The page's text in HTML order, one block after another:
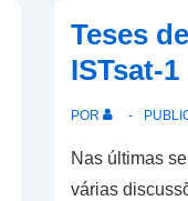
ISTsat-
concluído
Teses
ISTsat-1
POR
Nas últimas
várias